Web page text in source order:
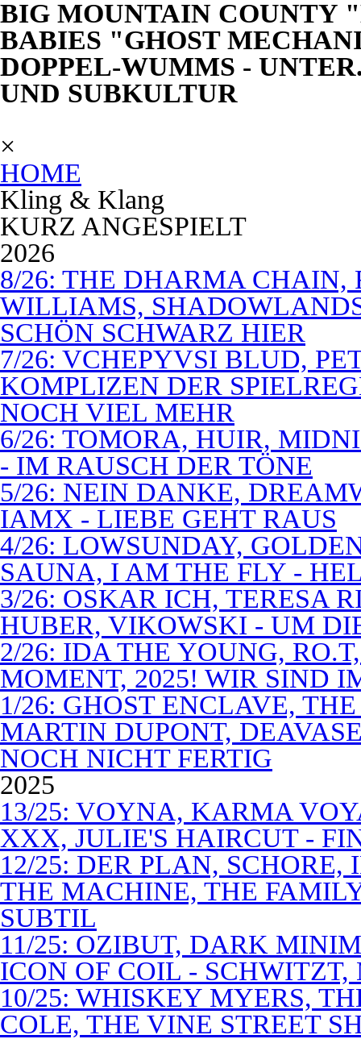
BIG MOUNTAIN COUNTY
BABIES "GHOST
DOPPEL-WUMMS -
UND SUBKULTUR
×
HOME
Kling & Klang
KURZ ANGESPIELT
2026
8/26: THE DHARMA CHAIN,
WILLIAMS,
SCHÖN SCHWARZ HIER
7/26: VCHEPYVSI BLUD,
KOMPLIZEN DER
NOCH VIEL MEHR
6/26: TOMORA, HUIR,
- IM RAUSCH DER TÖNE
5/26: NEIN DANKE,
IAMX - LIEBE GEHT RAUS
4/26: LOWSUNDAY,
SAUNA, I AM THE FLY -
3/26: OSKAR ICH, TERESA
HUBER, VIKOWSKI - UM
2/26: IDA THE YOUNG,
MOMENT, 2025! WIR SIND
1/26: GHOST ENCLAVE,
MARTIN DUPONT,
NOCH NICHT FERTIG
2025
13/25: VOYNA, KARMA
XXX, JULIE'S HAIRCUT -
12/25: DER PLAN,
THE MACHINE, THE
SUBTIL
11/25: OZIBUT, DARK
ICON OF COIL -
10/25: WHISKEY MYERS,
COLE, THE VINE STREET